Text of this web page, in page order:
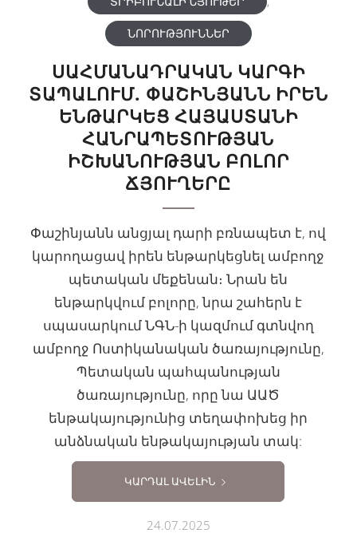
ՍԱՀՄԱՆԱԴՐԱԿԱՆ ԿԱՐԳԻ
ՏԱՊԱԼՈՒՄ. ՓԱՇԻՆՅԱՆՆ ԻՐԵՆ
ԵՆԹԱՐԿԵՑ ՀԱՅԱՍՏԱՆԻ
ՀԱՆՐԱՊԵՏՈՒԹՅԱՆ
ԻՇԽԱՆՈՒԹՅԱՆ ԲՈԼՈՐ
ՃՅՈՒՂԵՐԸ
ՆՈՐՈՒԹՅՈՒՆՆԵՐ
Փաշինյանն անցյալ դարի բռնապետ է, ով
կարողացավ իրեն ենթարկեցնել ամբողջ
պետական մեքենան։ Նրան են
ենթարկվում բոլորը, նրա շահերն է
սպասարկում ՆԳՆ-ի կազմում գտնվող
ամբողջ Ոստիկանական ծառայությունը,
Պետական պահպանության
ծառայությունը, որը նա ԱԱԾ
ենթակայությունից տեղափոխեց իր
անձնական ենթակայության տակ:
ԿԱՐԴԱԼ ԱՎԵԼԻՆ
24.07.2025